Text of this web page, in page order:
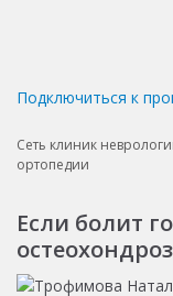
Подключиться к
Сеть клиник
ортопедии
Если болит